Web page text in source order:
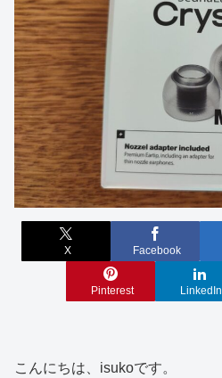
X Facebook
Pinterest LinkedIn
こんにちは、isukoです。